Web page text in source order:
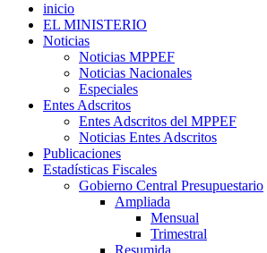
inicio
EL MINISTERIO
Noticias
Noticias MPPEF
Noticias Nacionales
Especiales
Entes Adscritos
Entes Adscritos del MPPEF
Noticias Entes Adscritos
Publicaciones
Estadísticas Fiscales
Gobierno Central Presupuestario
Ampliada
Mensual
Trimestral
Resumida